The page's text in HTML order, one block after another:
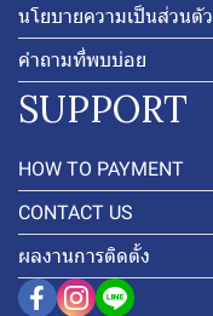
นโยบายความเป็นส่วนตัว
คำถามที่พบบ่อย
SUPPORT
HOW TO PAYMENT
CONTACT US
ผลงานการติดตั้ง